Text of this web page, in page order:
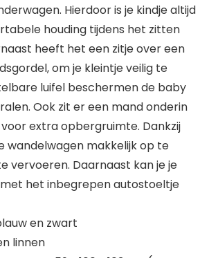
Hierdoor is je kindje altijd
houding tijdens het zitten
heeft het een zitje over een
om je kleintje veilig te
luifel beschermen de baby
Ook zit er een mand onderin
extra opbergruimte. Dankzij
wandelwagen makkelijk op te
vervoeren. Daarnaast kan je je
het inbegrepen autostoeltje
en zwart
linnen